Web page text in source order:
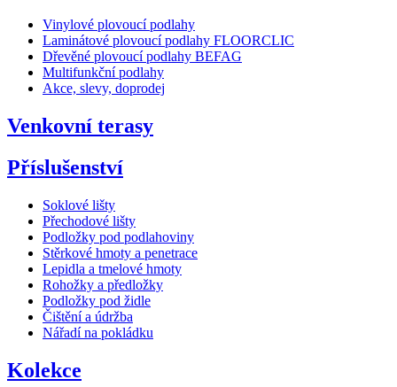
Vinylové plovoucí podlahy
Laminátové plovoucí podlahy FLOORCLIC
Dřevěné plovoucí podlahy BEFAG
Multifunkční podlahy
Akce, slevy, doprodej
Venkovní terasy
Příslušenství
Soklové lišty
Přechodové lišty
Podložky pod podlahoviny
Stěrkové hmoty a penetrace
Lepidla a tmelové hmoty
Rohožky a předložky
Podložky pod židle
Čištění a údržba
Nářadí na pokládku
Kolekce